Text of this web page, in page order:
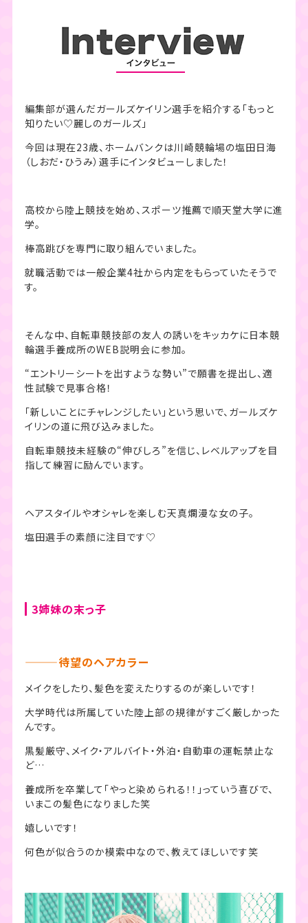
編集部が選んだガールズケイリン選手を紹介する「もっと
知りたい♡麗しのガールズ」
今回は現在23歳、ホームバンクは川崎競輪場の塩田日海
（しおだ・ひうみ）選手にインタビューしました！
高校から陸上競技を始め、スポーツ推薦で順天堂大学に進
学。
棒高跳びを専門に取り組んでいました。
就職活動では一般企業4社から内定をもらっていたそうで
す。
そんな中、自転車競技部の友人の誘いをキッカケに日本競
輪選手養成所のWEB説明会に参加。
“エントリーシートを出すような勢い”で願書を提出し、適
性試験で見事合格！
「新しいことにチャレンジしたい」という思いで、ガールズケ
イリンの道に飛び込みました。
自転車競技未経験の“伸びしろ”を信じ、レベルアップを目
指して練習に励んでいます。
ヘアスタイルやオシャレを楽しむ天真爛漫な女の子。
塩田選手の素顔に注目です♡
3姉妹の末っ子
———待望のヘアカラー
メイクをしたり、髪色を変えたりするのが楽しいです！
大学時代は所属していた陸上部の規律がすごく厳しかった
んです。
黒髪厳守、メイク・アルバイト・外泊・自動車の運転禁止な
ど…
養成所を卒業して「やっと染められる！！」っていう喜びで、
いまこの髪色になりました笑
嬉しいです！
何色が似合うのか模索中なので、教えてほしいです笑